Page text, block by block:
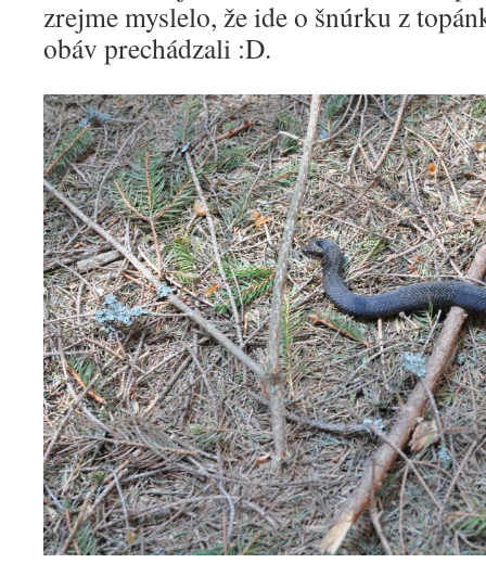
zrejme myslelo, že ide o šnúrku z
obáv prechádzali :D.